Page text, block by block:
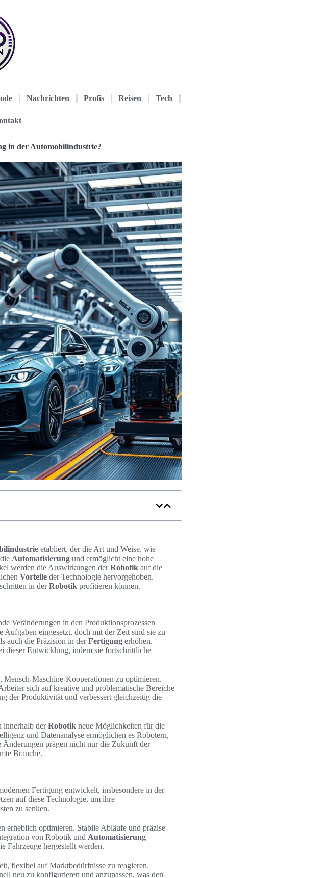
Nachrichten Profis Reisen Tech
in der Automobilindustrie?
etabliert, der die Art und Weise, wie
Automatisierung und ermöglicht eine hohe
werden die Auswirkungen derRobotik auf die
Vorteile der Technologie hervorgehoben.
in derRobotik profitieren können.
Veränderungen in den Produktionsprozessen
eingesetzt, doch mit der Zeit sind sie zu
auch die Präzision in derFertigung erhöhen.
dieser Entwicklung, indem sie fortschrittliche
Mensch-Maschine-Kooperationen zu optimieren.
sich auf kreative und problematische Bereiche
der Produktivität und verbessert gleichzeitig die
innerhalb derRobotik neue Möglichkeiten für die
und Datenanalyse ermöglichen es Robotern,
Änderungen prägen nicht nur die Zukunft der
Branche.
Fertigung entwickelt, insbesondere in der
auf diese Technologie, um ihre
zu senken.
erheblich optimieren. Stabile Abläufe und präzise
von Robotik und Automatisierung
Fahrzeuge hergestellt werden.
flexibel auf Marktbedürfnisse zu reagieren.
neu zu konfigurieren und anzupassen, was den